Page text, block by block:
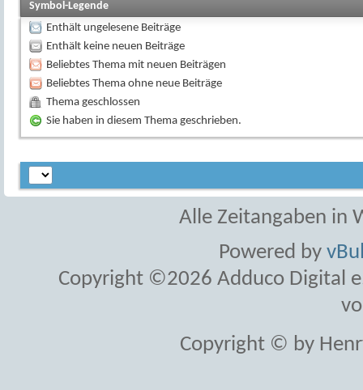
Symbol-Legende
Enthält ungelesene Beiträge
Enthält keine neuen Beiträge
Beliebtes Thema mit neuen Beiträgen
Beliebtes Thema ohne neue Beiträge
Thema geschlossen
Sie haben in diesem Thema geschrieben.
Alle Zeitangaben in
Powered by
Copyright ©2026 Adduco Digital
Copyright © by